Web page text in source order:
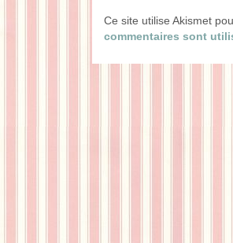
Ce site utilise Akismet
commentaires sont